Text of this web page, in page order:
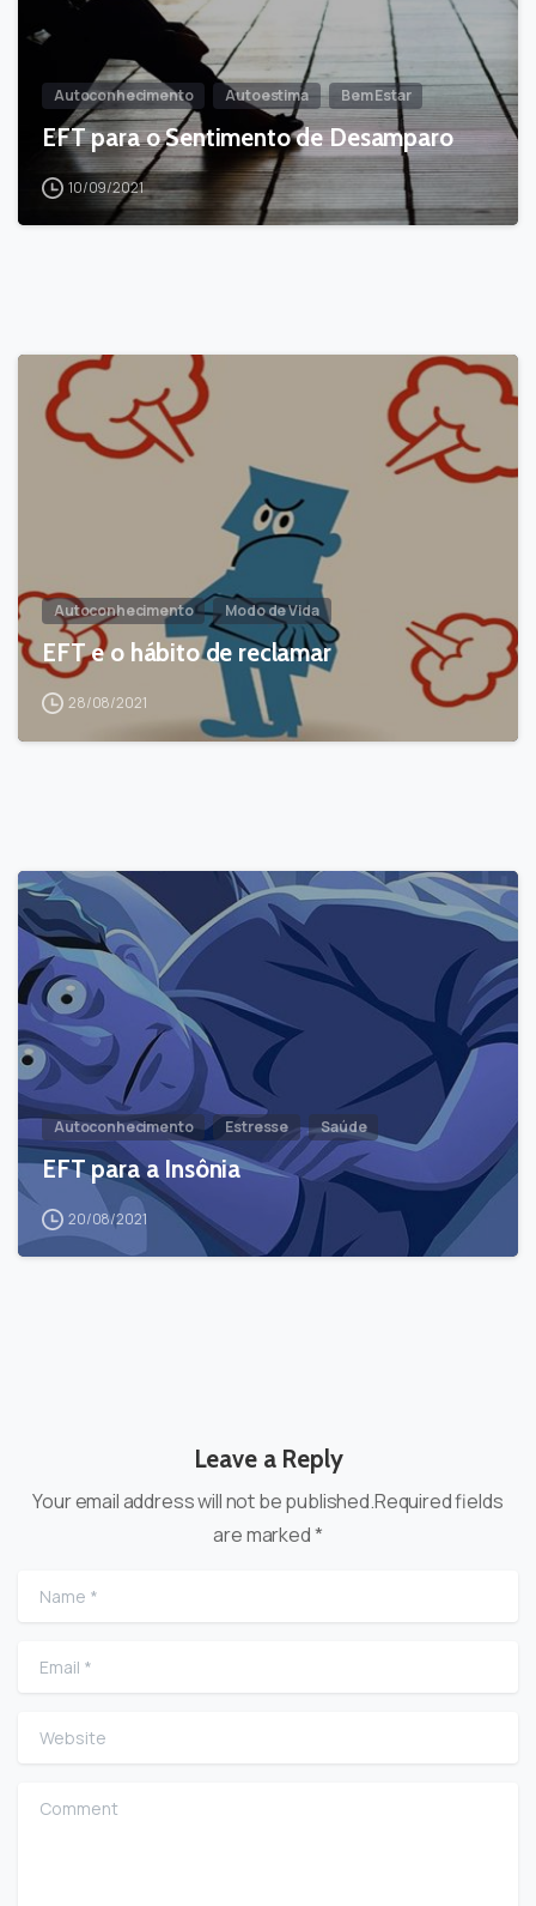
Autoconhecimento Autoestima Bem Estar
EFT para o Sentimento de Desamparo
10/09/2021
Autoconhecimento Modo de Vida
EFT e o hábito de reclamar
28/08/2021
-
Autoconhecimento Estresse Saúde
EFT para a Insônia
20/08/2021
Leave a Reply
Your email address will not be published.Required fields
are marked *
Name
Email
Website
Comment